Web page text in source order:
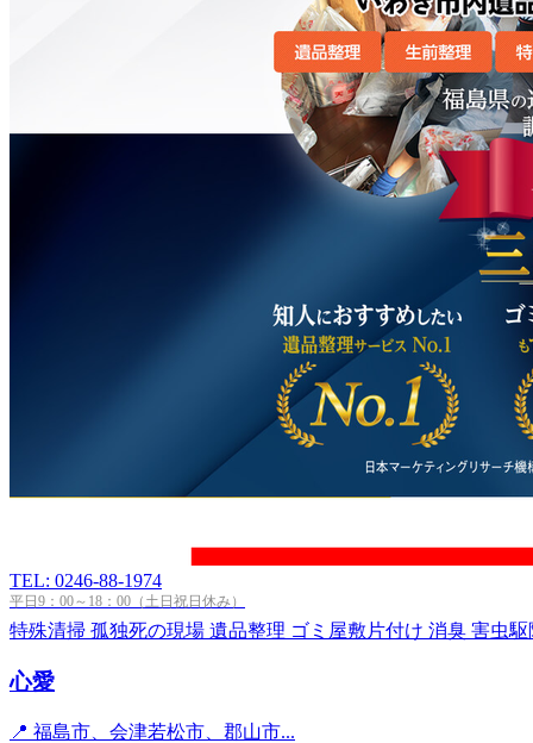
TEL: 0246-88-1974
平日9：00～18：00（土日祝日休み）
特殊清掃 孤独死の現場 遺品整理 ゴミ屋敷片付け 消臭 害虫駆
心愛
📍 福島市、会津若松市、郡山市...